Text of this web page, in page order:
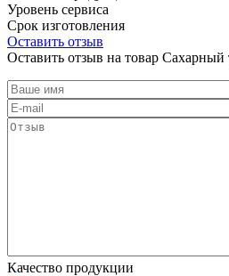
Уровень сервиса
Срок изготовления
Оставить отзыв
Оставить отзыв на товар Сахарный
Качество продукции